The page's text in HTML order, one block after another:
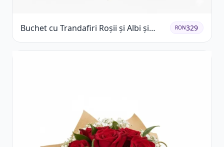
Buchet cu Trandafiri Roșii și Albi și
Gypsophila
RON329